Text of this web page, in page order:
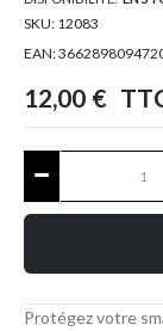
SKU: 12083
EAN:
12,00 €
Protégez votre